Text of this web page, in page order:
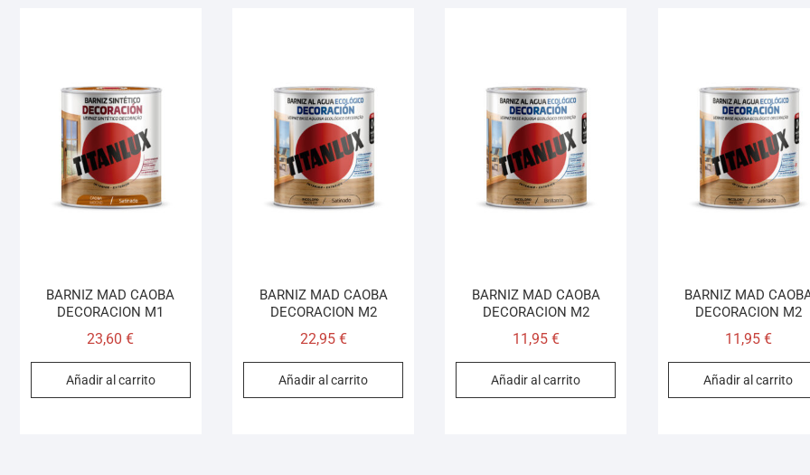
BARNIZ MAD CAOBA
DECORACION M1
23,60€
Añadir al carrito
BARNIZ MAD CAOBA
DECORACION M2
22,95 €
Añadir al carrito
BARNIZ MAD CAOBA
DECORACION M2
11,95 €
Añadir al carrito
BARNIZ MAD
DECORACION M2
11,95 €
Añadir al carrito